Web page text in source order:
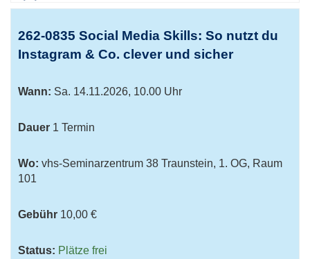
262-0835 Social Media Skills: So nutzt du
Instagram & Co. clever und sicher
Wann: Sa. 14.11.2026, 10.00 Uhr
Dauer 1 Termin
Wo: vhs-Seminarzentrum 38 Traunstein, 1. OG, Raum
101
Gebühr 10,00 €
Status: Plätze frei